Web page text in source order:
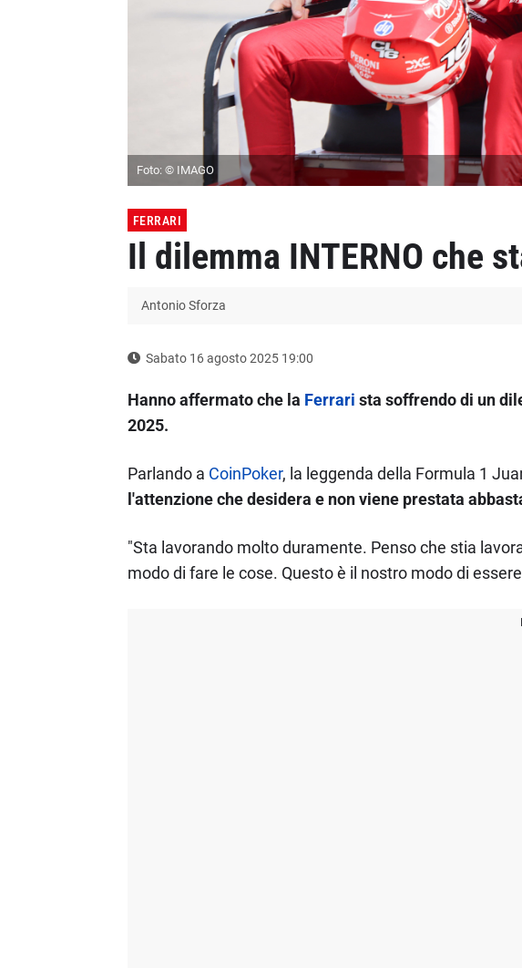
Foto: © IMAGO
FERRARI
Il dilemma INTERNO che
Antonio Sforza
Sabato 16 agosto 2025 19:00
Hanno affermato che la Ferrari sta soffrendo di un
2025.
Parlando a CoinPoker, la leggenda della Formula 1
l'attenzione che desidera e non viene prestata
"Sta lavorando molto duramente. Penso che stia
modo di fare le cose. Questo è il nostro modo di